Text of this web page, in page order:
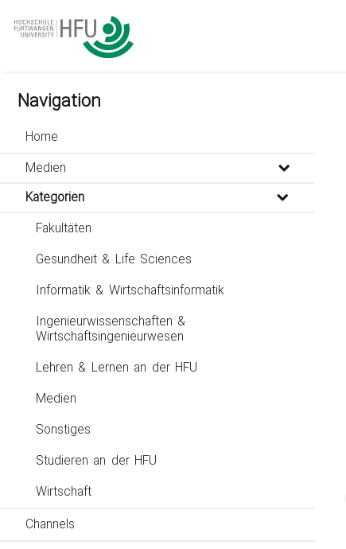
Navigation
Home
Medien
Kategorien
Fakultäten
Gesundheit & Life Sciences
Informatik & Wirtschaftsinformatik
Ingenieurwissenschaften &
Wirtschaftsingenieurwesen
Lehren & Lernen an der HFU
Medien
Sonstiges
Studieren an der HFU
Wirtschaft
Channels